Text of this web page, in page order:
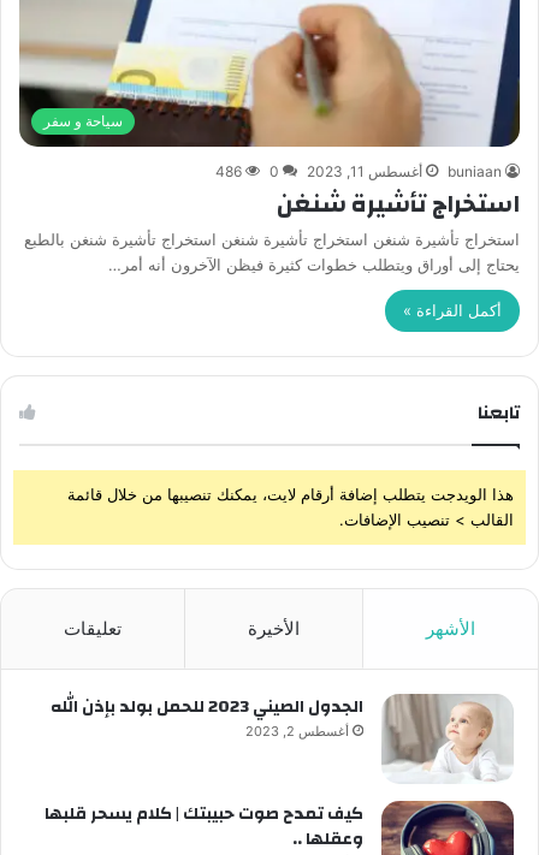
سياحة و سفر
buniaan أغسطس 11, 2023 0
486
استخراج تأشيرة شنغن
استخراج تأشيرة شنغن استخراج تأشيرة شنغن استخراج تأشيرة شنغن بالطبع
يحتاج إلى أوراق ويتطلب خطوات كثيرة فيظن الآخرون أنه أمر…
أكمل القراءة »
تابعنا
هذا الويدجت يتطلب إضافة أرقام لايت، يمكنك تنصيبها من خلال قائمة
القالب > تنصيب الإضافات.
الأشهر الأخيرة تعليقات
الجدول الصيني 2023 للحمل بولد بإذن الله
أغسطس 2, 2023
كيف تمدح صوت حبيبتك | كلام يسحر قلبها
وعقلها ..